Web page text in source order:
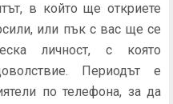
в който ще откриете
или пък с вас ще се
личност, с която
Периодът е
по телефона, за да